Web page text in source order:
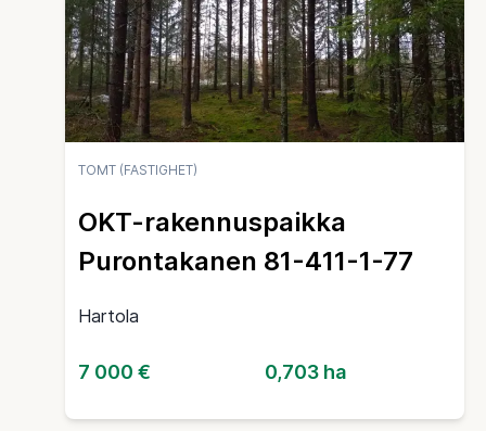
TOMT (FASTIGHET)
OKT-rakennuspaikka
Purontakanen 81-411-1-77
Hartola
7 000 € 0,703 ha